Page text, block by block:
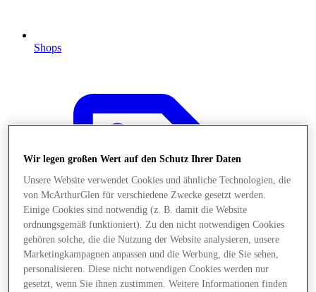
Shops
Wir legen großen Wert auf den Schutz Ihrer Daten
Unsere Website verwendet Cookies und ähnliche Technologien, die
von McArthurGlen für verschiedene Zwecke gesetzt werden.
Einige Cookies sind notwendig (z. B. damit die Website
ordnungsgemäß funktioniert). Zu den nicht notwendigen Cookies
gehören solche, die die Nutzung der Website analysieren, unsere
Marketingkampagnen anpassen und die Werbung, die Sie sehen,
personalisieren. Diese nicht notwendigen Cookies werden nur
gesetzt, wenn Sie ihnen zustimmen. Weitere Informationen finden